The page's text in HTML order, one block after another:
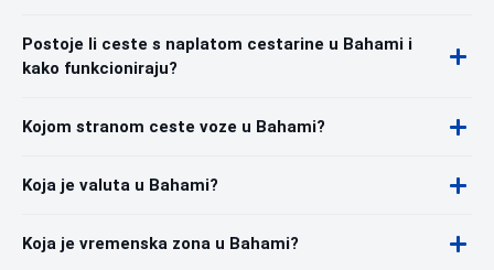
Postoje li ceste s naplatom cestarine u Bahami i
kako funkcioniraju?
Kojom stranom ceste voze u Bahami?
Koja je valuta u Bahami?
Koja je vremenska zona u Bahami?